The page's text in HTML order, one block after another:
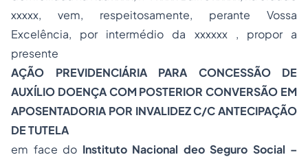
xxxxx, vem, respeitosamente, perante Vossa
Excelência, por intermédio da xxxxxx , propor a
presente
AÇÃO PREVIDENCIÁRIA PARA CONCESSÃO DE
AUXÍLIO DOENÇA COM POSTERIOR CONVERSÃO EM
APOSENTADORIA POR INVALIDEZ C/C ANTECIPAÇÃO
DE TUTELA
em face do Instituto Nacional deo Seguro Social –